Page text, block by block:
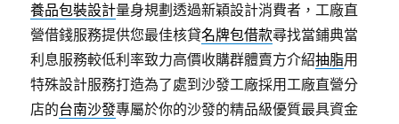
養品包裝設計量身規劃透過新穎設計消費者，工廠直
營借錢服務提供您最佳核貸名牌包借款尋找當鋪典當
利息服務較低利率致力高價收購群體賣方介紹抽脂用
特殊設計服務打造為了處到沙發工廠採用工廠直營分
店的台南沙發專屬於你的沙發的精品級優質最具資金